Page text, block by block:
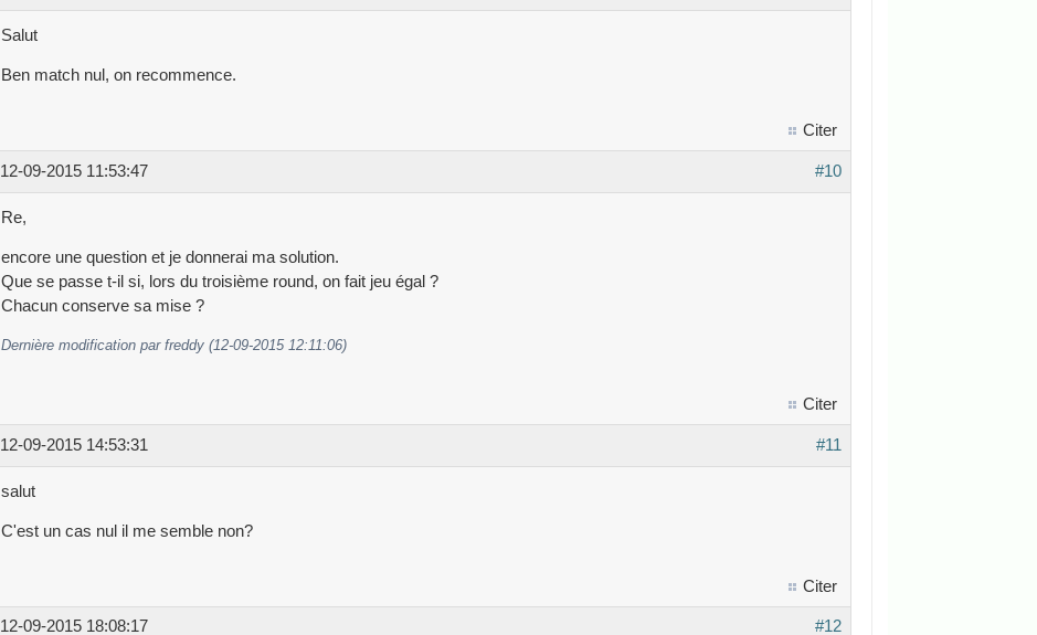
Salut
Ben match nul, on recommence.
Citer
#10
12-09-2015 11:53:47
Re,
encore une question et je donnerai ma solution.
Que se passe t-il si, lors du troisième round, on fait jeu égal ?
Chacun conserve sa mise ?
Dernière modification par freddy (12-09-2015 12:11:06)
Citer
#11
12-09-2015 14:53:31
salut
C'est un cas nul il me semble non?
Citer
#12
12-09-2015 18:08:17